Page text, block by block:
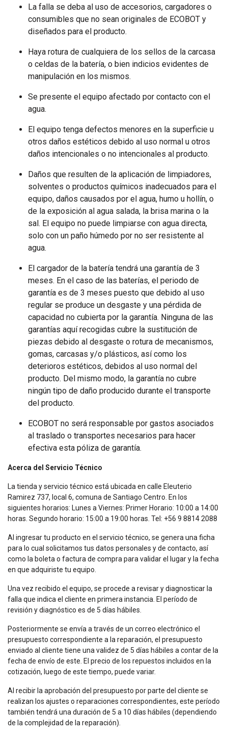
La falla se deba al uso de accesorios, cargadores o
consumibles que no sean originales de ECOBOT y
diseñados para el producto.
Haya rotura de cualquiera de los sellos de la carcasa
o celdas de la batería, o bien indicios evidentes de
manipulación en los mismos.
Se presente el equipo afectado por contacto con el
agua.
El equipo tenga defectos menores en la superficie u
otros daños estéticos debido al uso normal u otros
daños intencionales o no intencionales al producto.
Daños que resulten de la aplicación de limpiadores,
solventes o productos químicos inadecuados para el
equipo, daños causados ​​por el agua, humo u hollín, o
de la exposición al agua salada, la brisa marina o la
sal. El equipo no puede limpiarse con agua directa,
solo con un paño húmedo por no ser resistente al
agua.
El cargador de la batería tendrá una garantía de 3
meses. En el caso de las baterías, el periodo de
garantía es de 3 meses puesto que debido al uso
regular se produce un desgaste y una pérdida de
capacidad no cubierta por la garantía. Ninguna de las
garantías aquí recogidas cubre la sustitución de
piezas debido al desgaste o rotura de mecanismos,
gomas, carcasas y/o plásticos, así como los
deterioros estéticos, debidos al uso normal del
producto. Del mismo modo, la garantía no cubre
ningún tipo de daño producido durante el transporte
del producto.
ECOBOT no será responsable por gastos asociados
al traslado o transportes necesarios para hacer
efectiva esta póliza de garantía.
Acerca del Servicio Técnico
La tienda y servicio técnico está ubicada en calle Eleuterio
Ramirez 737, local 6, comuna de Santiago Centro. En los
siguientes horarios: Lunes a Viernes: Primer Horario: 10:00 a 14:00
horas. Segundo horario: 15:00 a 19:00 horas. Tel: +56 9 8814 2088
Al ingresar tu producto en el servicio técnico, se genera una ficha
para lo cual solicitamos tus datos personales y de contacto, así
como la boleta o factura de compra para validar el lugar y la fecha
en que adquiriste tu equipo.
Una vez recibido el equipo, se procede a revisar y diagnosticar la
falla que indica el cliente en primera instancia. El período de
revisión y diagnóstico es de 5 días hábiles.
Posteriormente se envía a través de un correo electrónico el
presupuesto correspondiente a la reparación, el presupuesto
enviado al cliente tiene una validez de 5 días hábiles a contar de la
fecha de envío de este. El precio de los repuestos incluidos en la
cotización, luego de este tiempo, puede variar.
Al recibir la aprobación del presupuesto por parte del cliente se
realizan los ajustes o reparaciones correspondientes, este período
también tendrá una duración de 5 a 10 días hábiles (dependiendo
de la complejidad de la reparación).